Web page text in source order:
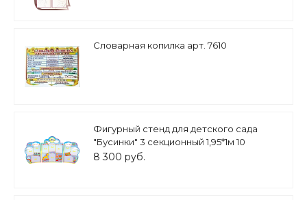
Словарная копилка арт. 7610
Фигурный стенд для детского сада
"Бусинки" 3 секционный 1,95*1м 10
карманов А4 арт. 2473
8 300 руб.